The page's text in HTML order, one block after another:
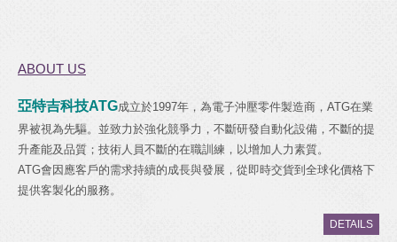
ABOUT US
亞特吉科技ATG成立於1997年，為電子沖壓零件製造商，ATG在業
界被視為先驅。並致力於強化競爭力，不斷研發自動化設備，不斷的提
升產能及品質；技術人員不斷的在職訓練，以增加人力素質。
ATG會因應客戶的需求持續的成長與發展，從即時交貨到全球化價格下
提供客製化的服務。
DETAILS